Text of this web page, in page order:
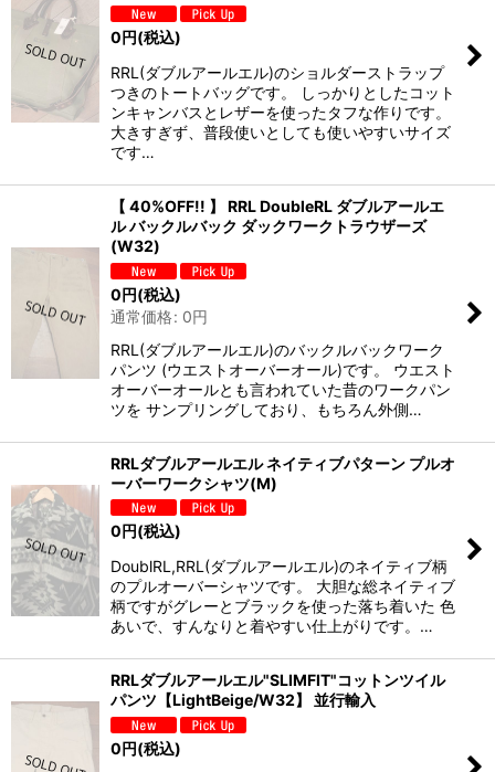
0円(税込)
RRL(ダブルアールエル)のショルダーストラップ
つきのトートバッグです。 しっかりとしたコット
ンキャンバスとレザーを使ったタフな作りです。
大きすぎず、普段使いとしても使いやすいサイズ
です…
【 40%OFF!! 】 RRL DoubleRL ダブルアールエ
ル バックルバック ダックワークトラウザーズ
(W32)
0円(税込)
通常価格: 0円
RRL(ダブルアールエル)のバックルバックワーク
パンツ (ウエストオーバーオール)です。 ウエスト
オーバーオールとも言われていた昔のワークパン
ツを サンプリングしており、もちろん外側…
RRLダブルアールエル ネイティブパターン プルオ
ーバーワークシャツ(M)
0円(税込)
DoublRL,RRL(ダブルアールエル)のネイティブ柄
のプルオーバーシャツです。 大胆な総ネイティブ
柄ですがグレーとブラックを使った落ち着いた 色
あいで、すんなりと着やすい仕上がりです。…
RRLダブルアールエル"SLIMFIT"コットンツイル
パンツ【LightBeige/W32】 並行輸入
0円(税込)